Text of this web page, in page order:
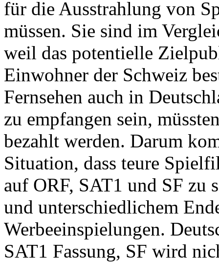
für die Ausstrahlung von
müssen. Sie sind im
weil das potentielle
Einwohner der Schweiz
Fernsehen auch in
zu empfangen sein,
bezahlt werden. Darum
Situation, dass teure
auf ORF, SAT1 und SF zu
und unterschiedlichem
Werbeeinspielungen.
SAT1 Fassung, SF wird